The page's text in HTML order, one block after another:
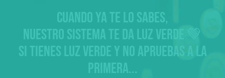
CUANDO YA TE LO SABES,
NUESTRO SISTEMA TE DA LUZ VERDE 💚
SI TIENES LUZ VERDE Y NO APRUEBAS A LA
PRIMERA...